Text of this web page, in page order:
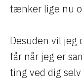
tænker lige nu
Desuden vil jeg
får når jeg er
ting ved dig